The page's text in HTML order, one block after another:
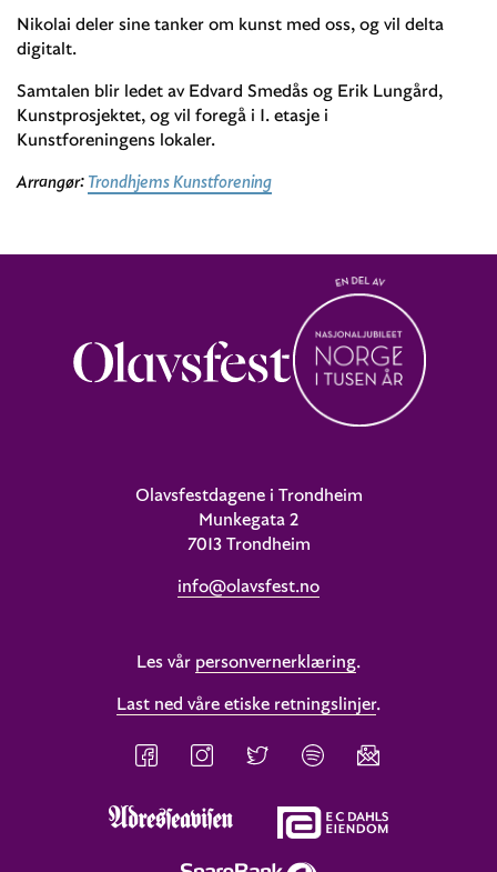
Nikolai deler sine tanker om kunst med oss, og vil delta
digitalt.
Samtalen blir ledet av Edvard Smedås og Erik Lungård,
Kunstprosjektet, og vil foregå i 1. etasje i
Kunstforeningens lokaler.
Arrangør: Trondhjems Kunstforening
Olavsfestdagene i Trondheim
Munkegata 2
7013 Trondheim
info@olavsfest.no
Les vår personvernerklæring.
Last ned våre etiske retningslinjer.